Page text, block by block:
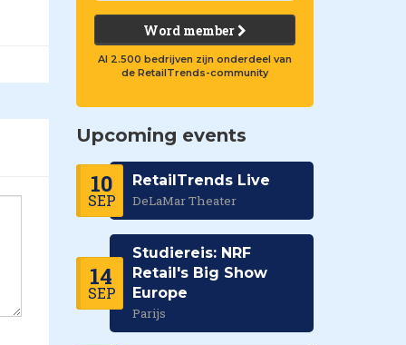
Word member
Al 2.500 bedrijven zijn onderdeel van
de RetailTrends-community
Upcoming events
10
SEP
RetailTrends Live
DeLaMar Theater
14
SEP
Studiereis: NRF
Retail's Big Show
Europe
Parijs